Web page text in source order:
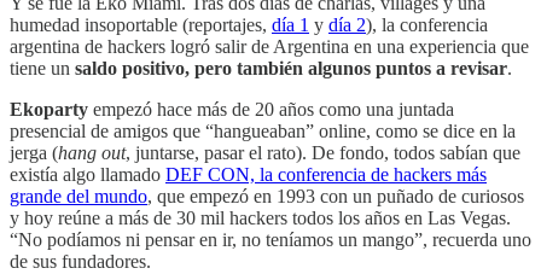
humedad insoportable (reportajes, día 1 y día 2), la conferencia
argentina de hackers logró salir de Argentina en una experiencia que
tiene un saldo positivo, pero también algunos puntos a revisar.
Ekoparty empezó hace más de 20 años como una juntada
presencial de amigos que “hangueaban” online, como se dice en la
jerga (hang out, juntarse, pasar el rato). De fondo, todos sabían que
existía algo llamado DEF CON, la conferencia de hackers más
grande del mundo, que empezó en 1993 con un puñado de curiosos
y hoy reúne a más de 30 mil hackers todos los años en Las Vegas.
“No podíamos ni pensar en ir, no teníamos un mango”, recuerda uno
de sus fundadores.